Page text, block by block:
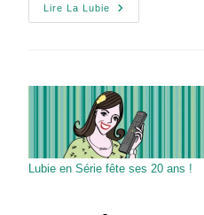
Lire La Lubie
L’Aliéniste
/
Psychologique
Dans
Un
New-
York
Du
19ème
Siècle
Lubie en Série fête ses 20 ans !